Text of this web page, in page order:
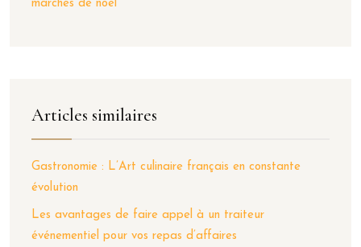
marchés de noël
Articles similaires
Gastronomie : L’Art culinaire français en constante
évolution
Les avantages de faire appel à un traiteur
événementiel pour vos repas d’affaires